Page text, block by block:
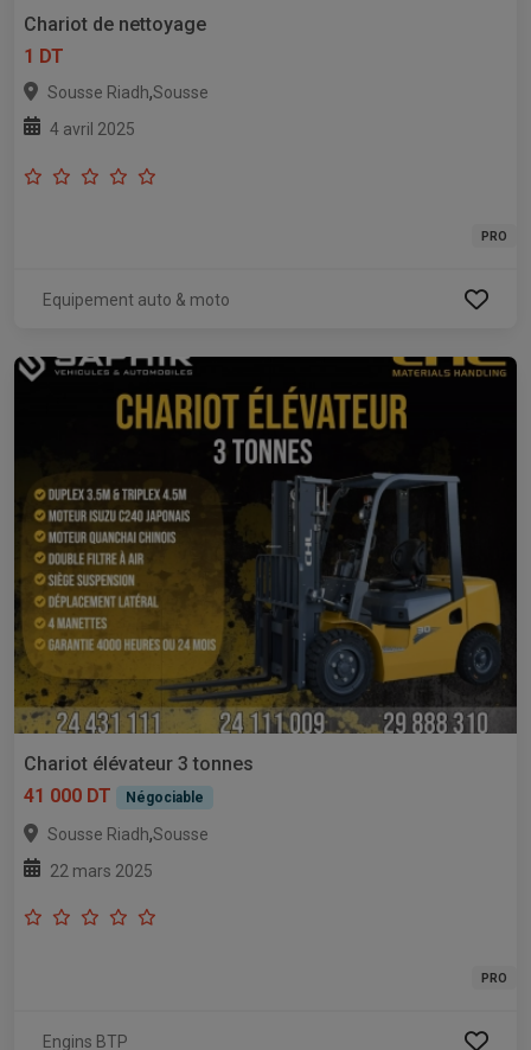
Chariot de nettoyage
1 DT
Sousse Riadh,Sousse
4 avril 2025
PRO
Equipement auto & moto
Chariot élévateur 3 tonnes
41 000 DT
Négociable
Sousse Riadh,Sousse
22 mars 2025
PRO
Engins BTP